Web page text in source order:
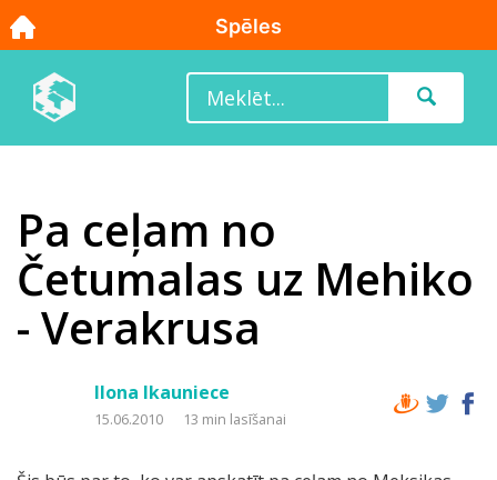
Pa ceļam no
Četumalas uz Mehiko
- Verakrusa
Ilona Ikauniece
15.06.2010 13 min lasīšanai